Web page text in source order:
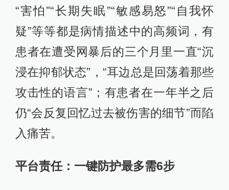
“害怕”“长期失眠”“敏感易怒”“自我怀
疑”等等都是病情描述中的高频词，有
患者在遭受网暴后的三个月里一直“沉
浸在抑郁状态”，“耳边总是回荡着那些
攻击性的语言”；有患者在一年半之后
仍“会反复回忆过去被伤害的细节”而陷
入痛苦。
平台责任：一键防护最多需6步